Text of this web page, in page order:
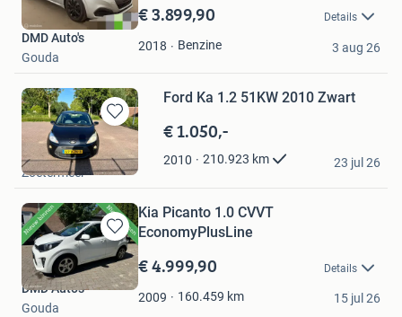
in
Mijn
Favorieten
€ 3.899,90 Details
2018 Benzine
DMD Auto's
Gouda
3 aug 26
Bewaren
in
Mijn
Favorieten
Ford Ka 1.2 51KW 2010 Zwart
€ 1.050,-
2010 210.923 km
dmd
Zoetermeer
23 jul 26
Bewaren
in
Mijn
Favorieten
Kia Picanto 1.0 CVVT
EconomyPlusLine
€ 4.999,90 Details
2009 160.459 km
DMD Auto's
Gouda
15 jul 26